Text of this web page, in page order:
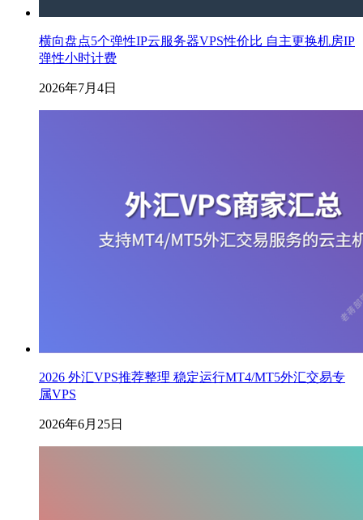
横向盘点5个弹性IP云服务器VPS性价比 自主更换机房IP
弹性小时计费
2026年7月4日
2026 外汇VPS推荐整理 稳定运行MT4/MT5外汇交易专
属VPS
2026年6月25日